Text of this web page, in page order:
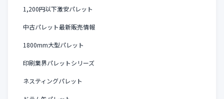
1,200円以下激安パレット
中古パレット最新販売情報
1800mm大型パレット
印刷業界パレットシリーズ
ネスティングパレット